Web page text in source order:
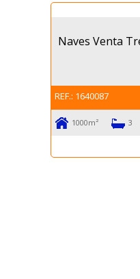
Naves Venta
REF.: 1640087
1000m² 3